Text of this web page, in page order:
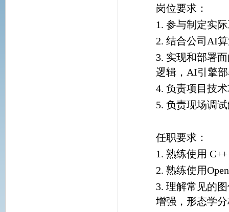
岗位要求：
1. 参与制定实
2. 结合公司AI
3. 实现和部署
逻辑，AI引擎
4. 负责项目技
5. 负责现场调
任职要求：
1. 熟练使用 C++
2. 熟练使用
3. 理解常见的
增强，形态学